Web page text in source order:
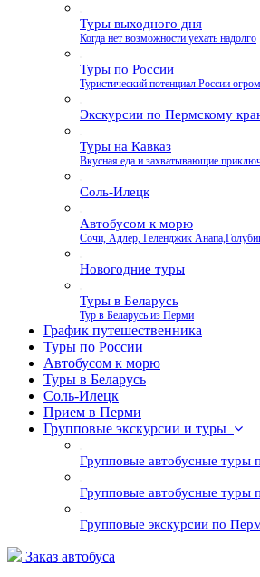
Туры выходного дня
Когда нет возможности уехать надолго
Туры по России
Туристический потенциал России
Экскурсии по Пермскому
Туры на Кавказ
Вкусная еда и захватывающие
Соль-Илецк
Автобусом к морю
Сочи, Адлер, Геленджик
Новогодние туры
Туры в Беларусь
Тур в Беларусь из Перми
График путешественника
Туры по России
Автобусом к морю
Туры в Беларусь
Соль-Илецк
Прием в Перми
Групповые экскурсии и туры
Групповые автобусные туры
Групповые автобусные туры
Групповые экскурсии по
Заказ автобуса